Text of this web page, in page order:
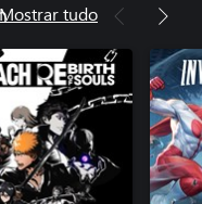
Mostrar tudo